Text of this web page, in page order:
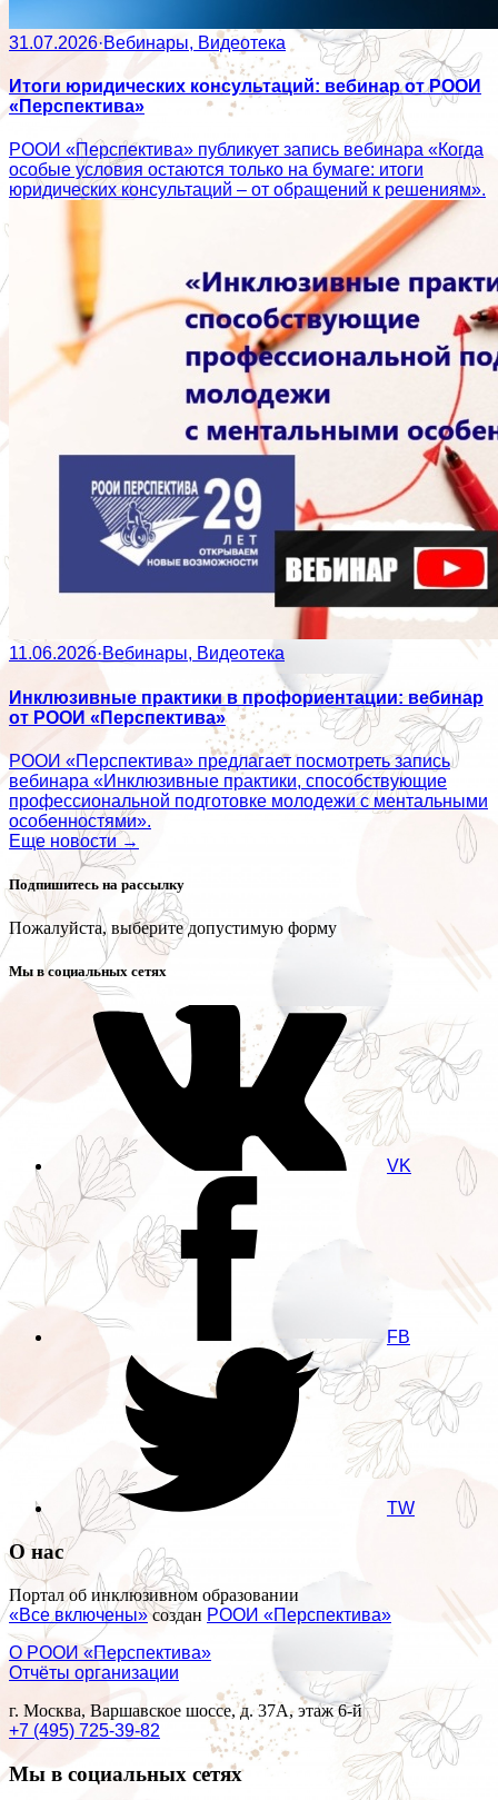
31.07.2026·Вебинары, Видеотека
Итоги юридических консультаций: вебинар от РООИ
«Перспектива»
РООИ «Перспектива» публикует запись вебинара «Когда
особые условия остаются только на бумаге: итоги
юридических консультаций – от обращений к решениям».
11.06.2026·Вебинары, Видеотека
Инклюзивные практики в профориентации: вебинар
от РООИ «Перспектива»
РООИ «Перспектива» предлагает посмотреть запись
вебинара «Инклюзивные практики, способствующие
профессиональной подготовке молодежи с ментальными
особенностями».
Еще новости →
Подпишитесь на рассылку
Пожалуйста, выберите допустимую форму
Мы в социальных сетях
VK
FB
TW
О нас
Портал об инклюзивном образовании
«Все включены»создан РООИ «Перспектива»
О РООИ «Перспектива»
Отчёты организации
г. Москва, Варшавское шоссе, д. 37А, этаж 6-й
+7 (495) 725-39-82
Мы в социальных сетях